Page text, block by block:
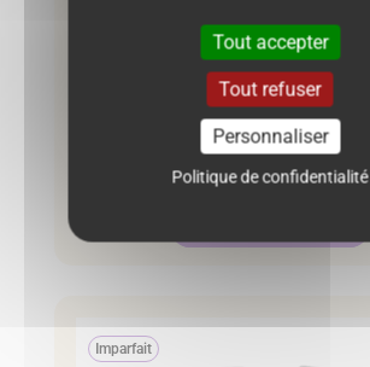
6.00€
Neuf :15.99 €
Imparfait
Tout accepter
Tout refuser
Personnaliser
Politique de confidentialité